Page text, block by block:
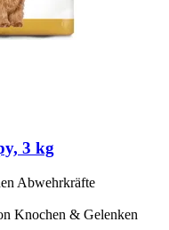
3 kg
Abwehrkräfte
Knochen & Gelenken